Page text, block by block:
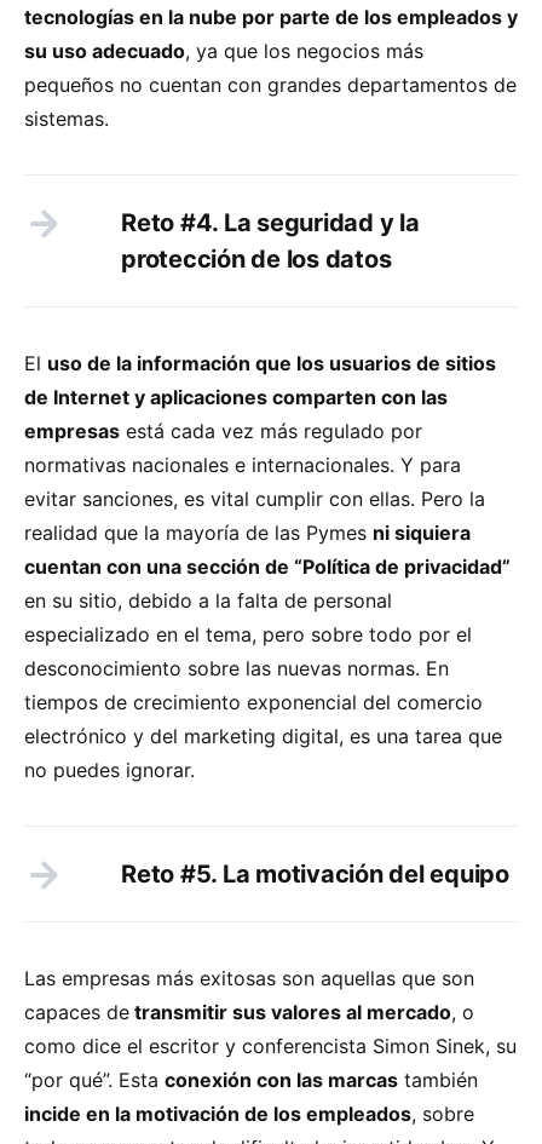
tecnologías en la nube por parte de los empleados y
su uso adecuado, ya que los negocios más
pequeños no cuentan con grandes departamentos de
sistemas.
Reto #4. La seguridad y la
protección de los datos
El uso de la información que los usuarios de sitios
de Internet y aplicaciones comparten con las
empresas está cada vez más regulado por
normativas nacionales e internacionales. Y para
evitar sanciones, es vital cumplir con ellas. Pero la
realidad que la mayoría de las Pymes ni siquiera
cuentan con una sección de “Política de privacidad”
en su sitio, debido a la falta de personal
especializado en el tema, pero sobre todo por el
desconocimiento sobre las nuevas normas. En
tiempos de crecimiento exponencial del comercio
electrónico y del marketing digital, es una tarea que
no puedes ignorar.
Reto #5. La motivación del equipo
Las empresas más exitosas son aquellas que son
capaces de transmitir sus valores al mercado, o
como dice el escritor y conferencista Simon Sinek, su
“por qué”. Esta conexión con las marcas también
incide en la motivación de los empleados, sobre